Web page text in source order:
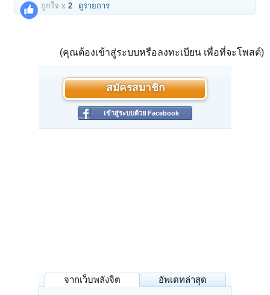
ถูกใจ x2 ดูรายการ
(คุณต้องเข้าสู่ระบบหรือลงทะเบียน เพื่อที่จะโพสต์)
สมัครสมาชิก
เข้าสู่ระบบด้วย Facebook
จากเว็บพลังจิต อัพเดทล่าสุด